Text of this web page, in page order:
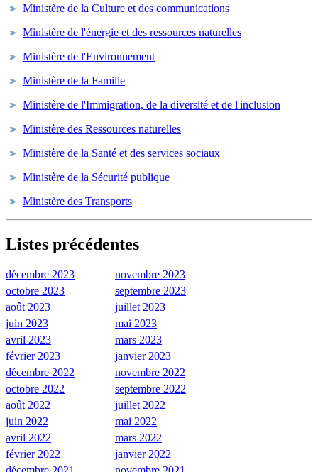
Ministère de la Culture et des communications
Ministère de l'énergie et des ressources naturelles
Ministère de l'Environnement
Ministère de la Famille
Ministère de l'Immigration, de la diversité et de l'inclusion
Ministère des Ressources naturelles
Ministère de la Santé et des services sociaux
Ministère de la Sécurité publique
Ministère des Transports
Listes précédentes
décembre 2023
novembre 2023
octobre 2023
septembre 2023
août 2023
juillet 2023
juin 2023
mai 2023
avril 2023
mars 2023
février 2023
janvier 2023
décembre 2022
novembre 2022
octobre 2022
septembre 2022
août 2022
juillet 2022
juin 2022
mai 2022
avril 2022
mars 2022
février 2022
janvier 2022